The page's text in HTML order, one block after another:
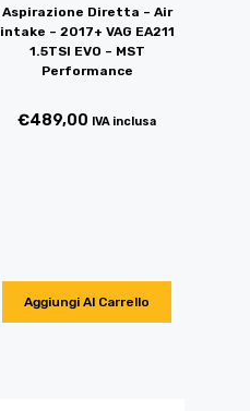
Aspirazione Diretta – Air
intake – 2017+ VAG EA211
1.5TSI EVO – MST
Performance
€489,00 IVA inclusa
Aggiungi Al Carrello